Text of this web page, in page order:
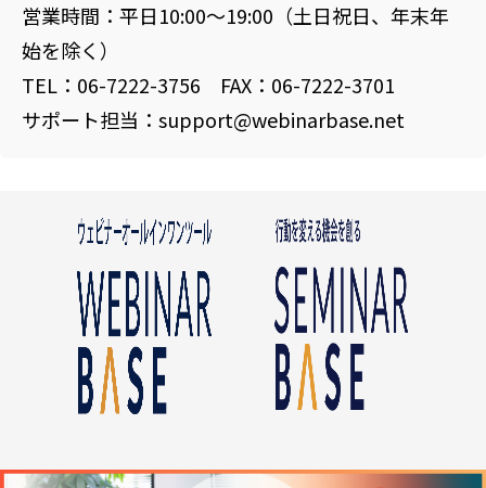
営業時間：平日10:00〜19:00（土日祝日、年末年
始を除く）
TEL：06-7222-3756 FAX：06-7222-3701
サポート担当：support@webinarbase.net